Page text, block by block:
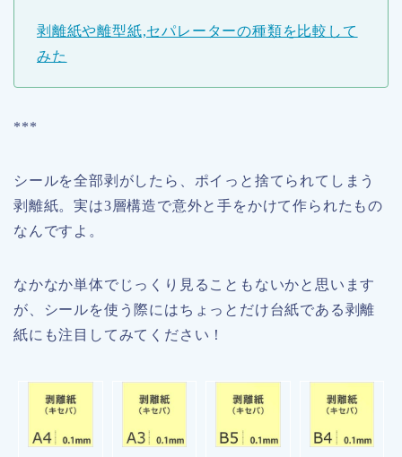
剥離紙や離型紙,セパレーターの種類を比較して
みた
***
シールを全部剥がしたら、ポイっと捨てられてしまう
剥離紙。実は3層構造で意外と手をかけて作られたもの
なんですよ。
なかなか単体でじっくり見ることもないかと思います
が、シールを使う際にはちょっとだけ台紙である剥離
紙にも注目してみてください！